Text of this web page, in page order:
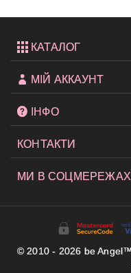
КАТАЛОГ
МІЙ АККАУНТ
ІНФО
КОНТАКТИ
МИ В СОЦМЕРЕЖАХ
© 2010 - 2026 be Angel™